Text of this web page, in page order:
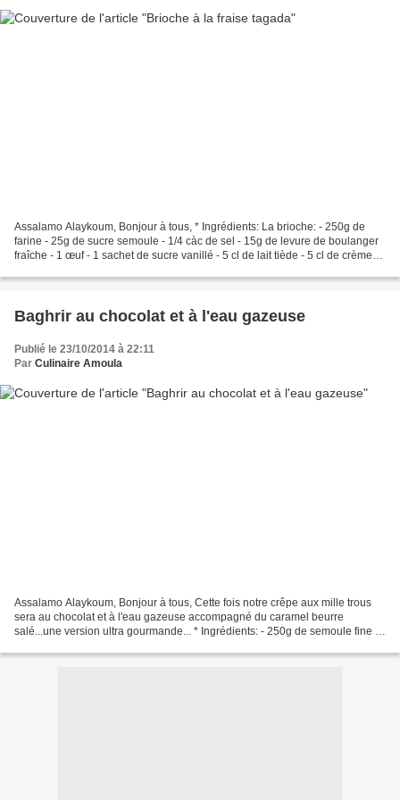
Assalamo Alaykoum, Bonjour à tous, * Ingrédients: La brioche: - 250g de
farine - 25g de sucre semoule - 1/4 càc de sel - 15g de levure de boulanger
fraîche - 1 œuf - 1 sachet de sucre vanillé - 5 cl de lait tiède - 5 cl de crème
Baghrir au chocolat et à l'eau gazeuse
Publié le 23/10/2014 à 22:11
Par Culinaire Amoula
Assalamo Alaykoum, Bonjour à tous, Cette fois notre crêpe aux mille trous
sera au chocolat et à l'eau gazeuse accompagné du caramel beurre
salé...une version ultra gourmande... * Ingrédients: - 250g de semoule fine -